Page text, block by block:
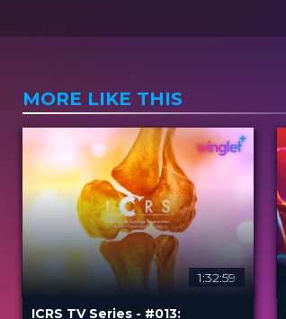
MORE LIKE THIS
1:32:59
ICRS TV Series - #013: